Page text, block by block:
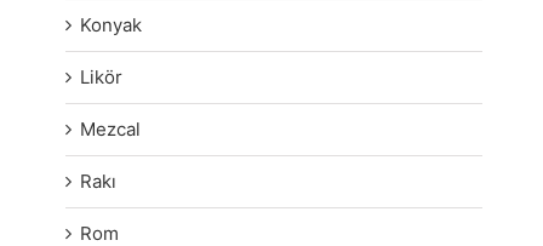
Konyak
Likör
Mezcal
Rakı
Rom